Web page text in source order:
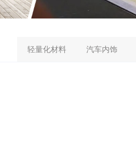
轻量化材料 汽车内饰